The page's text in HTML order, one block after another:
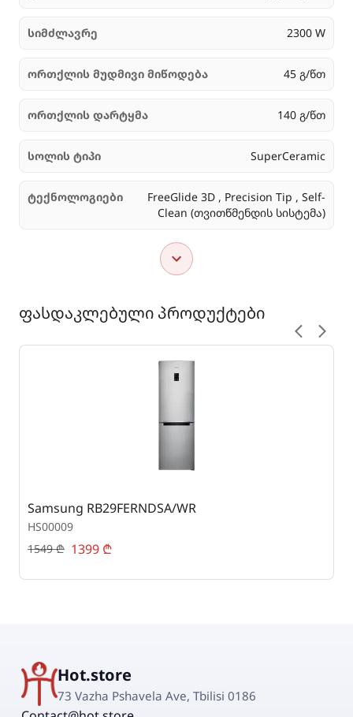
სიმძლავრე 2300 W
ორთქლის მუდმივი მიწოდება 45 გ/წთ
ორთქლის დარტყმა 140 გ/წთ
სოლის ტიპი SuperCeramic
ტექნოლოგიები
FreeGlide 3D , Precision Tip , Self-
Clean (თვითწმენდის სისტემა)
ფასდაკლებული პროდუქტები
Samsung RB29FERNDSA/WR
HS00009
1549₾ 1399 ₾
Hot.store
73 Vazha Pshavela Ave, Tbilisi 0186